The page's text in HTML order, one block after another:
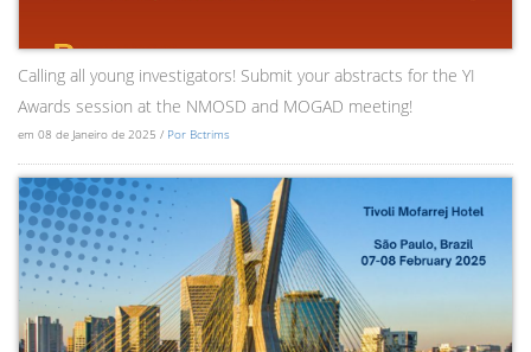
Calling all young investigators! Submit your abstracts for the YI
Awards session at the NMOSD and MOGAD meeting!
em 08 de Janeiro de 2025 / Por Bctrims